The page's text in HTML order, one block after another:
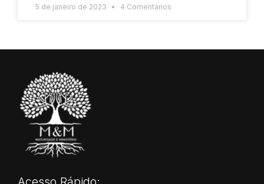
5 de janeiro de 2023 4 Comentários